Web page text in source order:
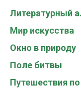
Литературный
Мир искусства
Окно в природу
Поле битвы
Путешествия